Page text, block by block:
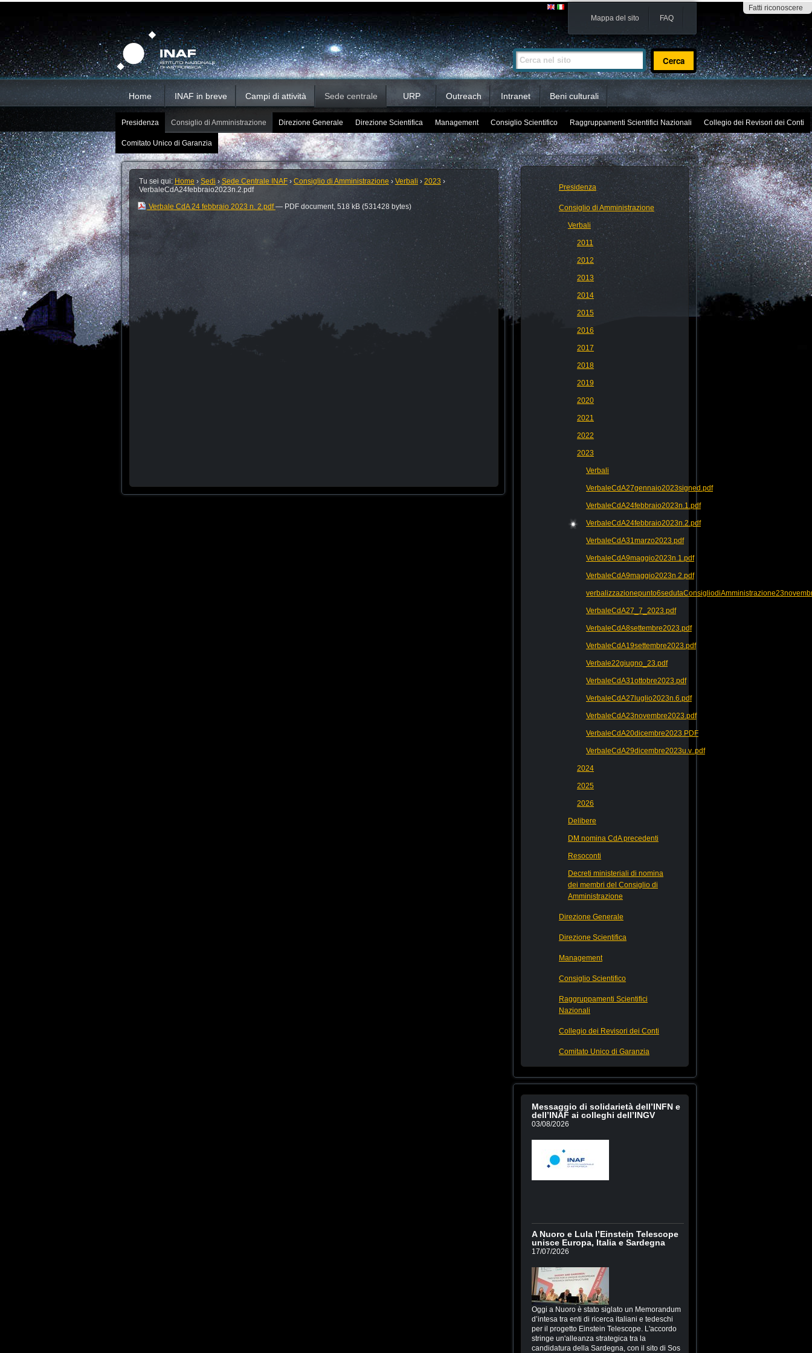
Fatti riconoscere
contenuti.
Salta
alla
navigazione
Mappa del sito FAQ
Cerca nel sito
Ricerca
avanzata…
Home INAF in breve Campi di attività Sede centrale URP Outreach Intranet Beni culturali
Presidenza Consiglio di Amministrazione Direzione Generale Direzione Scientifica Management Consiglio Scientifico Raggruppamenti Scientifici Nazionali Collegio dei Revisori dei Conti
Comitato Unico di Garanzia
Tu sei qui: Home › Sedi › Sede Centrale INAF › Consiglio di Amministrazione › Verbali › 2023 ›
VerbaleCdA24febbraio2023n.2.pdf
Verbale CdA 24 febbraio 2023 n. 2.pdf— PDF document, 518 kB (531428 bytes)
Presidenza
Consiglio di Amministrazione
Verbali
2011
2012
2013
2014
2015
2016
2017
2018
2019
2020
2021
2022
2023
Verbali
VerbaleCdA27gennaio2023signed.pdf
VerbaleCdA24febbraio2023n.1.pdf
VerbaleCdA24febbraio2023n.2.pdf
VerbaleCdA31marzo2023.pdf
VerbaleCdA9maggio2023n.1.pdf
VerbaleCdA9maggio2023n.2.pdf
VerbaleCdA27_7_2023.pdf
VerbaleCdA8settembre2023.pdf
VerbaleCdA19settembre2023.pdf
Verbale22giugno_23.pdf
VerbaleCdA31ottobre2023.pdf
VerbaleCdA27luglio2023n.6.pdf
VerbaleCdA23novembre2023.pdf
VerbaleCdA20dicembre2023.PDF
VerbaleCdA29dicembre2023u.v..pdf
2024
2025
2026
Delibere
DM nomina CdA precedenti
Resoconti
Decreti ministeriali di nomina
dei membri del Consiglio di
Amministrazione
Direzione Generale
Direzione Scientifica
Management
Consiglio Scientifico
Raggruppamenti Scientifici
Nazionali
Collegio dei Revisori dei Conti
Comitato Unico di Garanzia
Messaggio di solidarietà dell’INFN e
dell’INAF ai colleghi dell’INGV
03/08/2026
A Nuoro e Lula l’Einstein Telescope
unisce Europa, Italia e Sardegna
17/07/2026
Oggi a Nuoro è stato siglato un Memorandum
d’intesa tra enti di ricerca italiani e tedeschi
per il progetto Einstein Telescope. L'accordo
stringe un'alleanza strategica tra la
candidatura della Sardegna, con il sito di Sos